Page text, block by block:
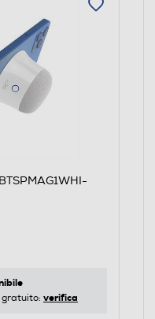
gratuito: verifica